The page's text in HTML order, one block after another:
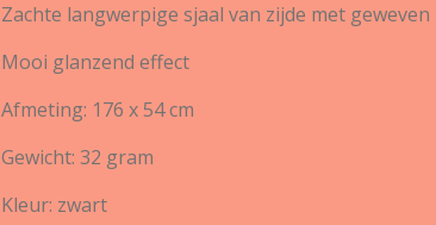
Zachte langwerpige sjaal van zijde met
Mooi glanzend effect
Afmeting: 176 x 54 cm
Gewicht: 32 gram
Kleur: zwart